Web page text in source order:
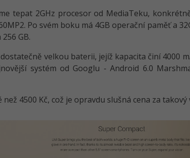
tepat 2GHz procesor od MediaTeku,
Po svém boku má 4GB operační paměť a
GB.
velkou baterii, jejíž kapacita činí 4000
systém od Googlu - Android 6.0
než 4500 Kč, což je opravdu slušná cena za takový